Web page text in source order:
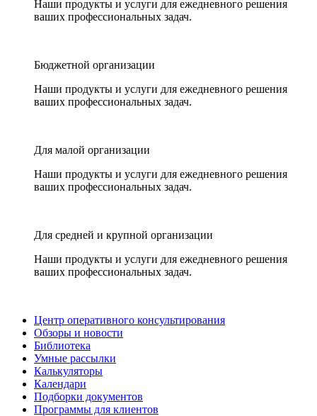
Наши продукты и услуги для ежедневного решения
ваших профессиональных задач.
Бюджетной организации
Наши продукты и услуги для ежедневного решения
ваших профессиональных задач.
Для малой организации
Наши продукты и услуги для ежедневного решения
ваших профессиональных задач.
Для средней и крупной организации
Наши продукты и услуги для ежедневного решения
ваших профессиональных задач.
Центр оперативного консультирования
Обзоры и новости
Библиотека
Умные рассылки
Калькуляторы
Календари
Подборки документов
Программы для клиентов